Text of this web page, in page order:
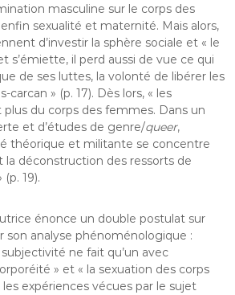
masculine sur le corps des
sexualité et maternité. Mais alors,
d’investir la sphère sociale et « le
s’émiette, il perd aussi de vue ce qui
de ses luttes, la volonté de libérer les
carcan » (p. 17). Dès lors, « les
du corps des femmes. Dans un
et d’études de genre/queer,
théorique et militante se concentre
la déconstruction des ressorts de
19).
énonce un double postulat sur
son analyse phénoménologique :
ne fait qu’un avec
» et « la sexuation des corps
expériences vécues par le sujet